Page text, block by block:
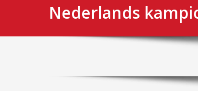
Nederlands